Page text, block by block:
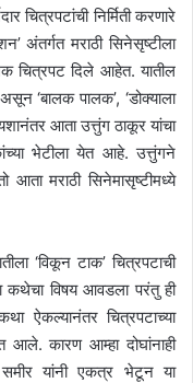
चित्रपटांची निर्मिती करणारे
अंतर्गत मराठी सिनेसृष्टीला
चित्रपट दिले आहेत. यातील
‘बालक पालक’, ‘डोक्याला
यशानंतर आता उत्तुंग ठाकूर यांचा
भेटीला येत आहे. उत्तुंगने
मराठी सिनेमासृष्टीमध्ये
‘विकून टाक’ चित्रपटाची
कथेचा विषय आवडला परंतु ही
ऐकल्यानंतर चित्रपटाच्या
आले. कारण आम्हा दोघांनाही
यांनी एकत्र भेटून या